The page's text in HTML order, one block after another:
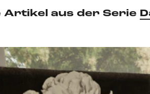
Artikel aus der Serie